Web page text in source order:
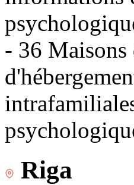
- 36 Maisons
Riga